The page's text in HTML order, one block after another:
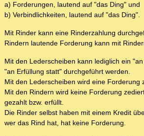
a) Forderungen, lautend auf "das Ding" und
b) Verbindlichkeiten, lautend auf "das Ding".
Mit Rinder kann eine Rinderzahlung
Rindern lautende Forderung kann mit
Mit den Lederscheiben kann lediglich ein
"an Erfüllung statt" durchgeführt werden.
Mit den Lederscheiben wird eine Forderung
Mit den Rindern wird keine Forderung
gezahlt bzw. erfüllt.
Die Rinder selbst haben mit einem Kredit
wer das Rind hat, hat keine Forderung.